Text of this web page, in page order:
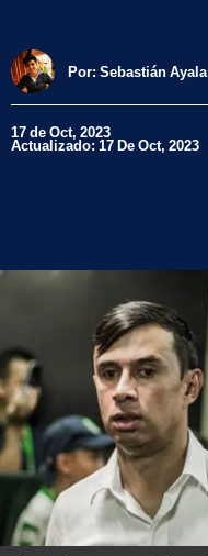
Por: Sebastián Ayala
17 de Oct, 2023
Actualizado: 17 De Oct, 2023